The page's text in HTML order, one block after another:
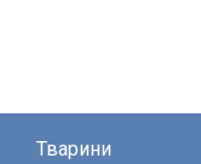
Тварини